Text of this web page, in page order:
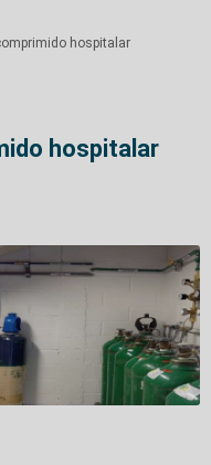
hospitalar
hospitalar